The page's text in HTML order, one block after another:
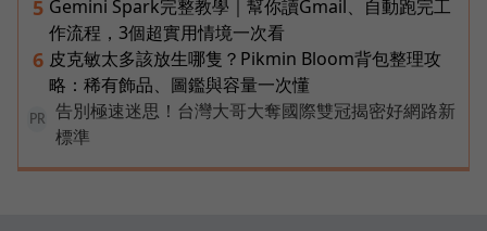
5 Gemini Spark完整教學｜幫你讀Gmail、自動跑完工
作流程，3個超實用情境一次看
6 皮克敏太多該放生哪隻？Pikmin Bloom背包整理攻
略：稀有飾品、圖鑑與容量一次懂
PR
告別極速迷思！台灣大哥大奪國際雙冠揭密好網路新
標準